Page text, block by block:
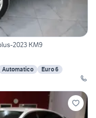
2023 KM9
Automatico
Euro 6